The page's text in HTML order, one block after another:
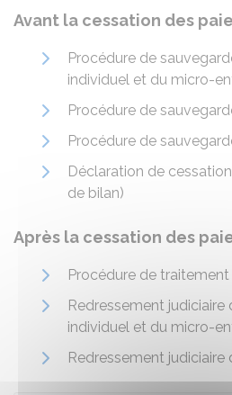
Avant la cessation des
Procédure de
individuel et du micro-
Procédure de
Procédure de
Déclaration de
de bilan)
Après la cessation des
Procédure de
Redressement judiciaire
individuel et du micro-
Redressement judiciaire